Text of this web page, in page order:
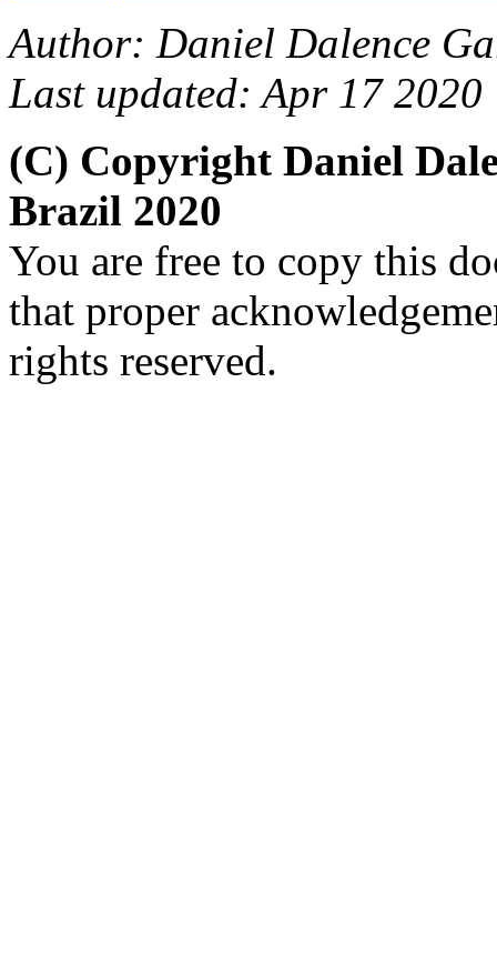
Author: Daniel Dalence
Last updated: Apr 17 2020
(C) Copyright Daniel
Brazil 2020
You are free to copy this
that proper
rights reserved.